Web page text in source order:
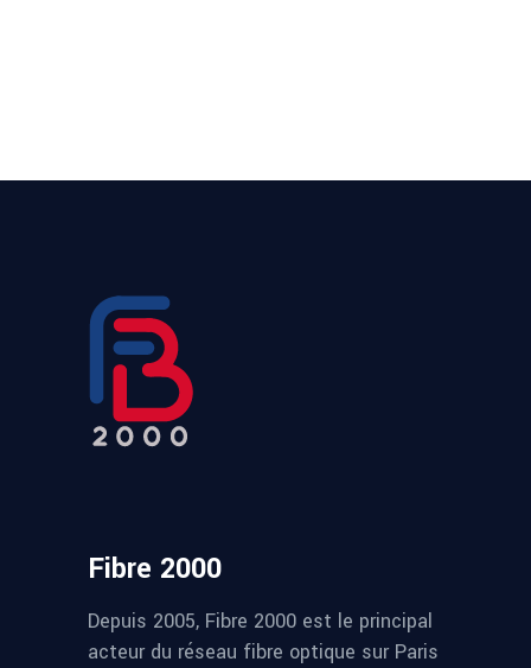
Fibre 2000
Depuis 2005, Fibre 2000 est le principal
acteur du réseau fibre optique sur Paris